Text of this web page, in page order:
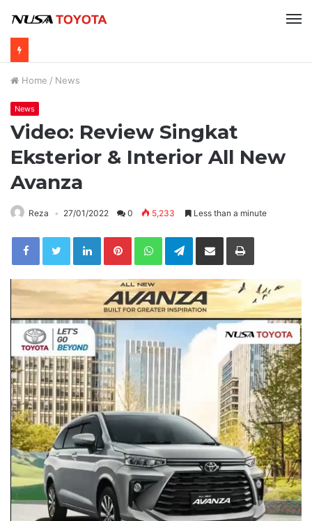
Home / News
News
Video: Review Singkat
Eksterior & Interior All New
Avanza
Reza 27/01/2022 0 5,233 Less than a minute
LinkedInPinterestWhatsAppTelegramShare via Email Print